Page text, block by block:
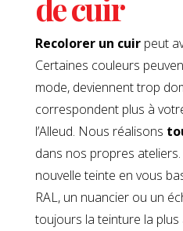
Recolorer un cuirpeut
Certaines couleurs
mode, deviennent trop
correspondent plus à
l’Alleud. Nous réalisons
dans nos propres
nouvelle teinte en vous
RAL, un nuancier ou un
toujours la teinture la plus